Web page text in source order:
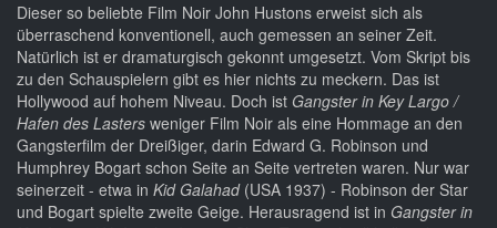
Dieser so beliebte Film Noir John Hustons erweist sich als
überraschend konventionell, auch gemessen an seiner Zeit.
Natürlich ist er dramaturgisch gekonnt umgesetzt. Vom Skript bis
zu den Schauspielern gibt es hier nichts zu meckern. Das ist
Hollywood auf hohem Niveau. Doch ist Gangster in Key Largo /
Hafen des Lasters weniger Film Noir als eine Hommage an den
Gangsterfilm der Dreißiger, darin Edward G. Robinson und
Humphrey Bogart schon Seite an Seite vertreten waren. Nur war
seinerzeit - etwa in Kid Galahad (USA 1937) - Robinson der Star
und Bogart spielte zweite Geige. Herausragend ist in Gangster in